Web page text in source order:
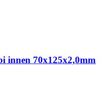
innen 70x125x2,0mm